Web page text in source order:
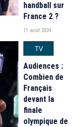
handball sur
France 2 ?
11 août 2024
TV
Audiences :
Combien de
Français
devant la
finale
olympique de